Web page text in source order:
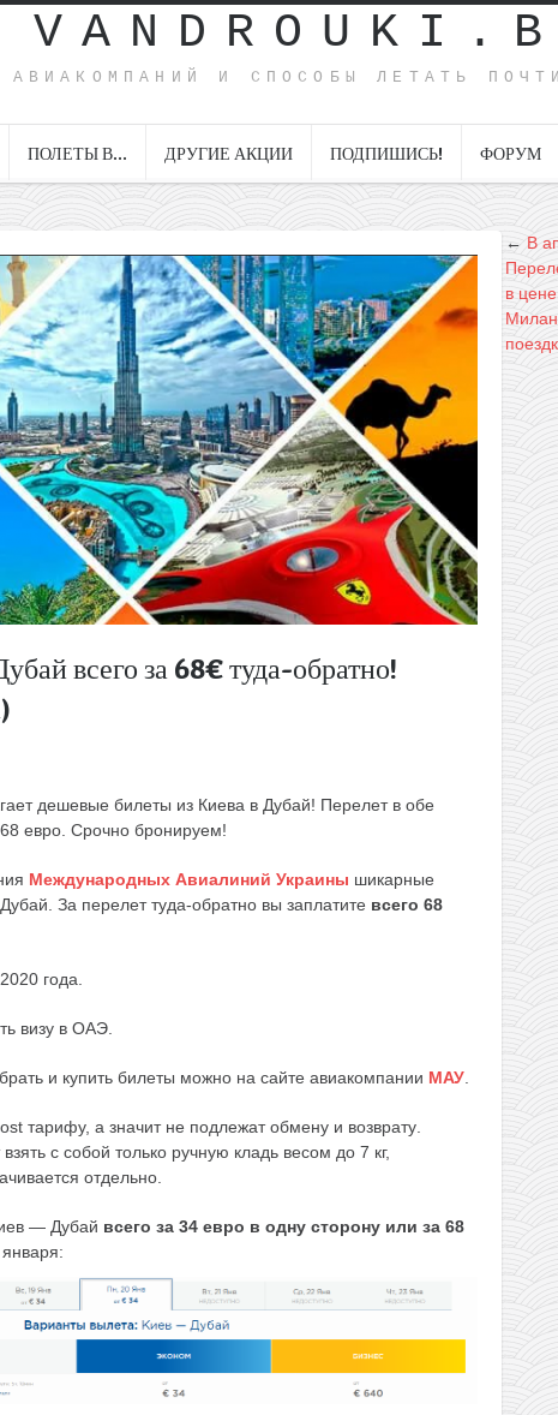
АВИАКОМПАНИЙ И СПОСОБЫ ЛЕТАТЬ
ПОЛЕТЫ В… ДРУГИЕ АКЦИИ ПОДПИШИСЬ! ФОРУМ
всего за 68€ туда-обратно!
дешевые билеты из Киева в Дубай! Перелет в обе
евро. Срочно бронируем!
Международных Авиалиний Украины шикарные
За перелет туда-обратно вы заплатите всего 68
года.
визу в ОАЭ.
и купить билеты можно на сайте авиакомпании МАУ
тарифу, а значит не подлежат обмену и возврату
с собой только ручную кладь весом до 7 кг,
отдельно.
— Дубай всего за 34 евро в одну сторону или за 68
←В
в цене.